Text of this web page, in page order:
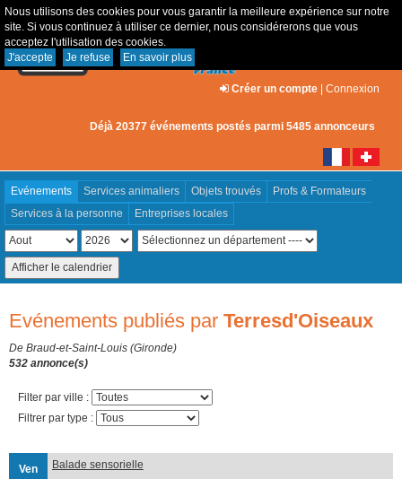
Nous utilisons des cookies pour vous garantir la meilleure expérience sur notre
site. Si vous continuez à utiliser ce dernier, nous considérerons que vous
acceptez l'utilisation des cookies.
J'accepte
Je refuse En savoir plus
Créer un compte | Connexion
Déjà 20377 événements postés parmi 5485 annonceurs
Evénements Services animaliers Objets trouvés
Profs & Formateurs
Services à la personne
Entreprises locales
Evénements publiés par Terresd'Oiseaux
De Braud-et-Saint-Louis (Gironde)
532 annonce(s)
Filter par ville :
Filtrer par type :
Ven
Balade sensorielle